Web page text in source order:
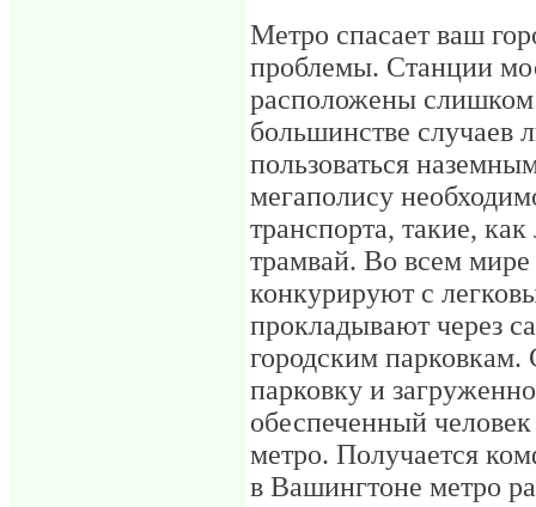
Метро спасает ваш
проблемы. Станции
расположены слишком
большинстве случаев
пользоваться
мегаполису
транспорта, такие,
трамвай. Во всем мире
конкурируют с
прокладывают через
городским
парковку и
обеспеченный
метро. Получается
в Вашингтоне метро